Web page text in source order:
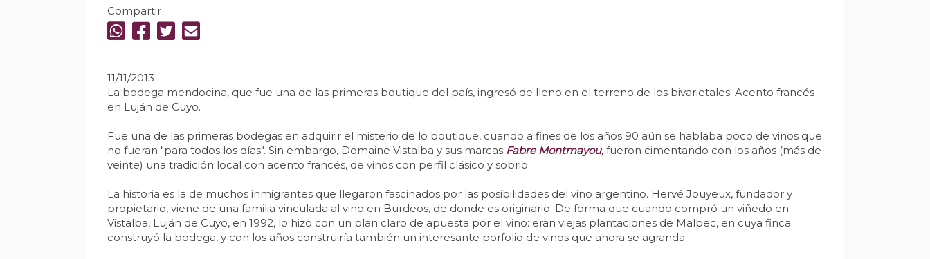
Compartir
11/11/2013
La bodega mendocina, que fue una de las primeras boutique del país, ingresó de lleno en el terreno de los bivarietales. Acento francés
en Luján de Cuyo.
Fue una de las primeras bodegas en adquirir el misterio de lo boutique, cuando a fines de los años 90 aún se hablaba poco de vinos que
no fueran "para todos los días". Sin embargo, Domaine Vistalba y sus marcas Fabre Montmayou,fueron cimentando con los años (más de
veinte) una tradición local con acento francés, de vinos con perfil clásico y sobrio.
La historia es la de muchos inmigrantes que llegaron fascinados por las posibilidades del vino argentino. Hervé Jouyeux, fundador y
propietario, viene de una familia vinculada al vino en Burdeos, de donde es originario. De forma que cuando compró un viñedo en
Vistalba, Luján de Cuyo, en 1992, lo hizo con un plan claro de apuesta por el vino: eran viejas plantaciones de Malbec, en cuya finca
construyó la bodega, y con los años construiría también un interesante porfolio de vinos que ahora se agranda.